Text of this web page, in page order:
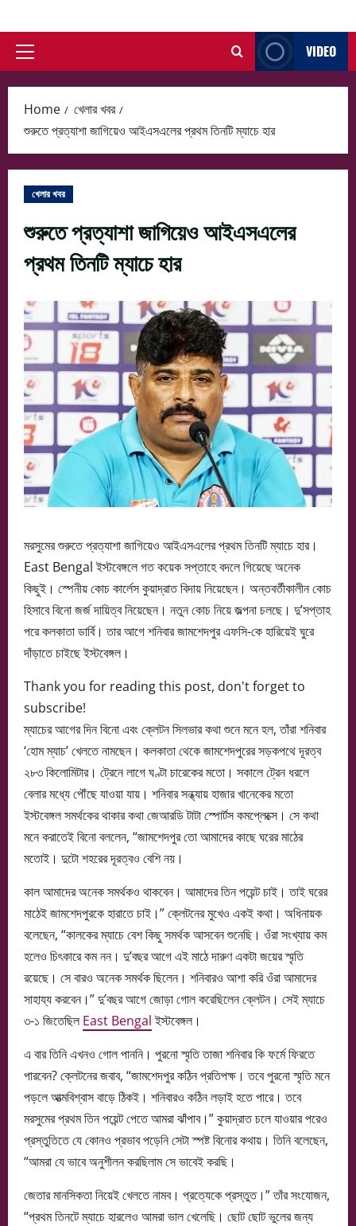
to
contentPrimary
VIDEO
Home
খেলার খবর
শুরুতে প্রত্যাশা জাগিয়েও আইএসএলের প্রথম তিনটি ম্যাচে হার
খেলার খবর
শুরুতে প্রত্যাশা জাগিয়েও আইএসএলের
প্রথম তিনটি ম্যাচে হার
মরসুমের শুরুতে প্রত্যাশা জাগিয়েও আইএসএলের প্রথম তিনটি ম্যাচে হার।
East Bengal ইস্টবেঙ্গলে গত কয়েক সপ্তাহে বদলে গিয়েছে অনেক
কিছুই। স্পেনীয় কোচ কার্লেস কুয়াদ্রাত বিদায় নিয়েছেন। অন্তবর্তীকালীন কোচ
হিসাবে বিনো জর্জ দায়িত্ব নিয়েছেন। নতুন কোচ নিয়ে জল্পনা চলছে। দু’সপ্তাহ
পরে কলকাতা ডার্বি। তার আগে শনিবার জামশেদপুর এফসি-কে হারিয়েই ঘুরে
দাঁড়াতে চাইছে ইস্টবেঙ্গল।
Thank you for reading this post, don't forget to
subscribe!
ম্যাচের আগের দিন বিনো এবং ক্লেটন সিলভার কথা শুনে মনে হল, তাঁরা শনিবার
‘হোম ম্যাচ’ খেলতে নামছেন। কলকাতা থেকে জামশেদপুরের সড়কপথে দূরত্ব
২৮৩ কিলোমিটার। ট্রেনে লাগে ঘণ্টা চারেকের মতো। সকালে ট্রেন ধরলে
বেলার মধ্যে পৌঁছে যাওয়া যায়। শনিবার সন্ধ্যায় হাজার খানেকের মতো
ইস্টবেঙ্গল সমর্থকের থাকার কথা জেআরডি টাটা স্পোর্টস কমপ্লেক্সে। সে কথা
মনে করাতেই বিনো বললেন, “জামশেদপুর তো আমাদের কাছে ঘরের মাঠের
মতোই। দুটো শহরের দূরত্বও বেশি নয়।
কাল আমাদের অনেক সমর্থকও থাকবেন। আমাদের তিন পয়েন্ট চাই। তাই ঘরের
মাঠেই জামশেদপুরকে হারাতে চাই।” ক্লেটনের মুখেও একই কথা। অধিনায়ক
বলেছেন, “কালকের ম্যাচে বেশ কিছু সমর্থক আসবেন শুনেছি। ওঁরা সংখ্যায় কম
হলেও চিৎকারে কম নন। দু’বছর আগে এই মাঠে দারুণ একটা জয়ের স্মৃতি
রয়েছে। সে বারও অনেক সমর্থক ছিলেন। শনিবারও আশা করি ওঁরা আমাদের
সাহায্য করবেন।” দু’বছর আগে জোড়া গোল করেছিলেন ক্লেটন। সেই ম্যাচে
৩-১ জিতেছিল East Bengalইস্টবেঙ্গল।
এ বার তিনি এখনও গোল পাননি। পুরনো স্মৃতি তাজা শনিবার কি ফর্মে ফিরতে
পারবেন? ক্লেটনের জবাব, “জামশেদপুর কঠিন প্রতিপক্ষ। তবে পুরনো স্মৃতি মনে
পড়লে আত্মবিশ্বাস বাড়ে ঠিকই। শনিবারও কঠিন লড়াই হতে পারে। তবে
মরসুমের প্রথম তিন পয়েন্ট পেতে আমরা ঝাঁপাব।” কুয়াদ্রাত চলে যাওয়ার পরেও
প্রস্তুতিতে যে কোনও প্রভাব পড়েনি সেটা স্পষ্ট বিনোর কথায়। তিনি বলেছেন,
“আমরা যে ভাবে অনুশীলন করছিলাম সে ভাবেই করছি।
জেতার মানসিকতা নিয়েই খেলতে নামব। প্রত্যেকে প্রস্তুত।” তাঁর সংযোজন,
“প্রথম তিনটে ম্যাচে হারলেও আমরা ভাল খেলেছি। ছোট ছোট ভুলের জন্য